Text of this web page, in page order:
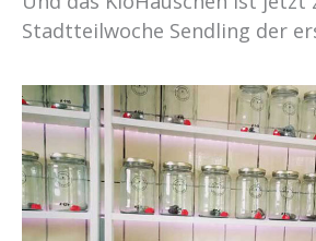
Stadtteilwoche Sendling der